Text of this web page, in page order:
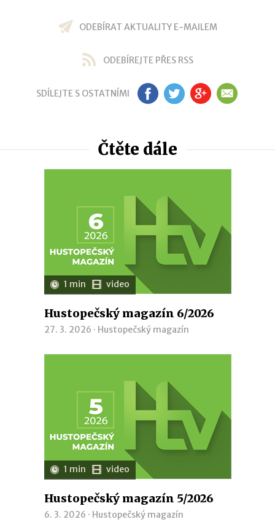
ODEBÍRAT AKTUALITY E-MAILEM
ODEBÍREJTE PŘES RSS
SDÍLEJTE S OSTATNÍMI FB TW GP EM
Čtěte dále
1 min video
Hustopečský magazín 6/2026
27. 3. 2026 · Hustopečský magazín
1 min video
Hustopečský magazín 5/2026
6. 3. 2026 · Hustopečský magazín